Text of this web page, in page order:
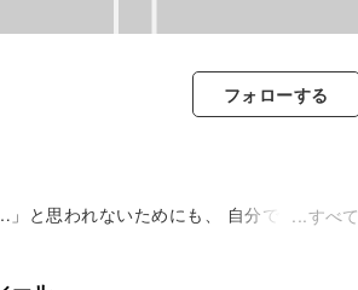
フォローする
と思われないためにも、 自分でもちゃん
すべて